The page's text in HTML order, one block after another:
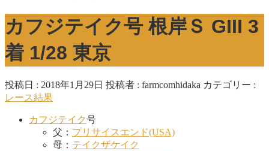
カフジテイク号 根岸Ｓ GIII 3
着 1/28 東京
投稿日 : 2018年1月29日 投稿者 : farmcomhidaka カテゴリー :
レース結果
カフジテイク号
父： プリサイスエンド(USA)
母： テイクザケイク